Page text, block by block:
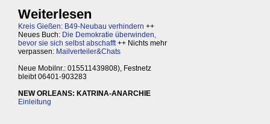
Weiterlesen
Kreis Gießen: B49-Neubau verhindern ++
Neues Buch: Die Demokratie überwinden,
bevor sie sich selbst abschafft++ Nichts mehr
verpassen: Mailverteiler&Chats
Neue Mobilnr.: 015511439808), Festnetz
bleibt 06401-903283
NEW ORLEANS: KATRINA-ANARCHIE
Einleitung